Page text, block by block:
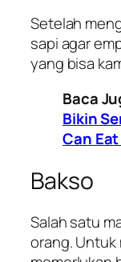
Setelah
sapi agar
yang bisa
Baca
Bikin
Can
Bakso
Salah satu
orang. Untuk